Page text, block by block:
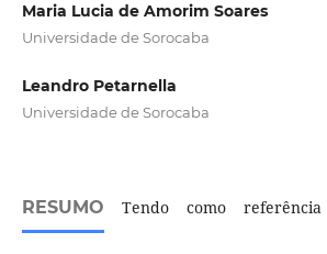
Maria Lucia de Amorim Soares
Universidade de Sorocaba
Leandro Petarnella
Universidade de Sorocaba
RESUMO Tendo como